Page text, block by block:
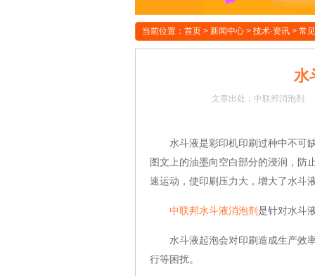
当前位置： 首页 > 新闻中心 > 技术·资讯 > 常
水
文章出处：中联邦消泡剂
水斗液是彩印机印刷过种中不可缺
图文上的油墨向空白部分的浸润，防
速运动，使印刷压力大，增大了水斗
中联邦水斗液消泡剂是针对水斗
水斗液起泡会对印刷造成生产效率
行等困扰。